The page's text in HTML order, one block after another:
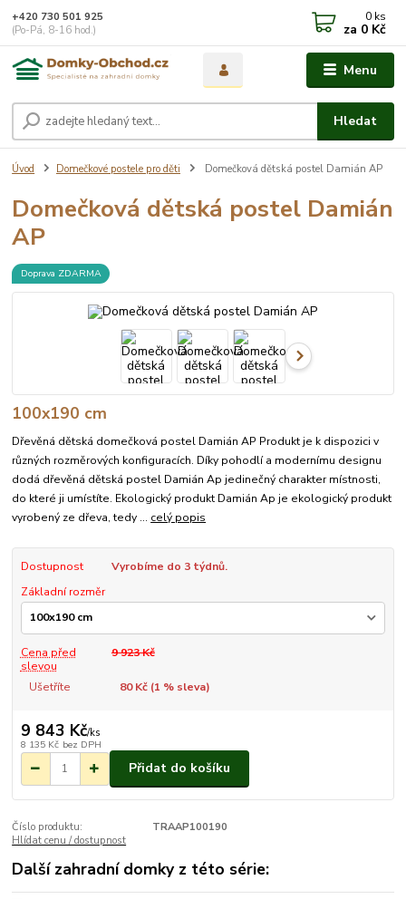
Menu
Hledat
+420 730 501 925
(Po-Pá, 8-16 hod.)
0 ks
za 0 Kč
Úvod Domečkové postele pro děti Domečková dětská postel Damián AP
Domečková dětská postel Damián
AP
Doprava ZDARMA
100x190 cm
Dřevěná dětská domečková postel Damián AP Produkt je k dispozici v
různých rozměrových konfiguracích. Díky pohodlí a modernímu designu
dodá dřevěná dětská postel Damián Ap jedinečný charakter místnosti,
do které ji umístíte. Ekologický produkt Damián Ap je ekologický produkt
vyrobený ze dřeva, tedy ... celý popis
Dostupnost
Vyrobíme do 3 týdnů.
Základní rozměr
Cena před
slevou
9 923 Kč
Ušetříte 80 Kč (1 % sleva)
9 843 Kč/ks
8 135 Kč bez DPH
Přidat do košíku
Číslo produktu:
TRAAP100190
Hlídat cenu / dostupnost
Další zahradní domky z této série: